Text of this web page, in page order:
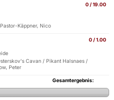
0 / 19.00
Käppner, Nico
0 / 1.00
Cavan / Pikant Halsnaes /
Peter
Gesamtergebnis: